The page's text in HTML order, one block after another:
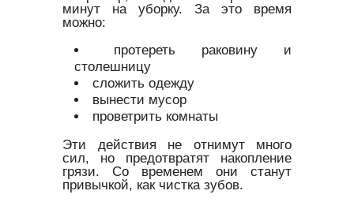
минут на уборку. За это время
можно:
протереть раковину и
столешницу
сложить одежду
вынести мусор
проветрить комнаты
Эти действия не отнимут много
сил, но предотвратят накопление
грязи. Со временем они станут
привычкой, как чистка зубов.